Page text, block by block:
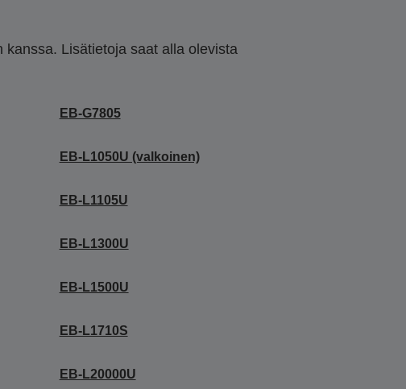
Lisätietoja saat alla olevista
EB-G7805
EB-L1050U (valkoinen)
EB-L1105U
EB-L1300U
EB-L1500U
EB-L1710S
EB-L20000U